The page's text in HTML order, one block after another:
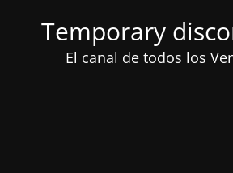
Temporary
El canal de todos los